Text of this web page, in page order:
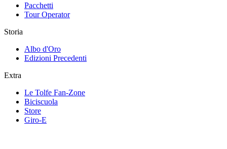
Pacchetti
Tour Operator
Storia
Albo d'Oro
Edizioni Precedenti
Extra
Le Tolfe Fan-Zone
Biciscuola
Store
Giro-E